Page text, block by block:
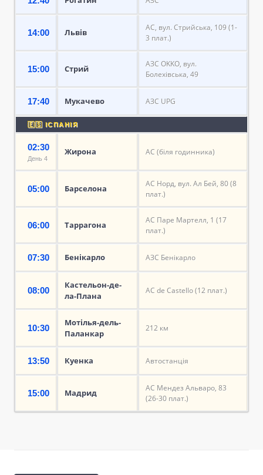
14:00 Львів
АС, вул. Стрийська, 109 (1-
3 плат.)
15:00 Стрий
АЗС OKKO, вул.
Болехівська, 49
17:40 Мукачево АЗС UPG
🇪🇸 ІСПАНІЯ
02:30
День 4
Жирона АС (біля годинника)
05:00 Барселона
АС Норд, вул. Ал Бей, 80 (8
плат.)
06:00 Таррагона
АС Паре Мартелл, 1 (17
плат.)
07:30 Бенікарло АЗС Бенікарло
08:00
Кастельон-де-
ла-Плана
АС de Castello (12 плат.)
10:30
Мотілья-дель-
Паланкар
212 км
13:50 Куенка Автостанція
15:00 Мадрид
АС Мендез Альваро, 83
(26-30 плат.)